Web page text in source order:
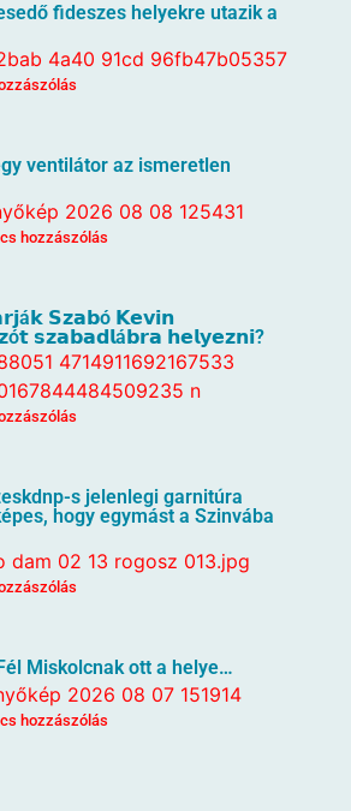
fideszes helyekre utazik a
ventilátor az ismeretlen
hozzászólás
𝗦𝘇𝗮𝗯ó 𝗞𝗲𝘃𝗶𝗻
𝘀𝘇𝗮𝗯𝗮𝗱𝗹á𝗯𝗿𝗮 𝗵𝗲𝗹𝘆𝗲𝘇𝗻𝗶?
s jelenlegi garnitúra
hogy egymást a Szinvába
Miskolcnak ott a helye…
hozzászólás